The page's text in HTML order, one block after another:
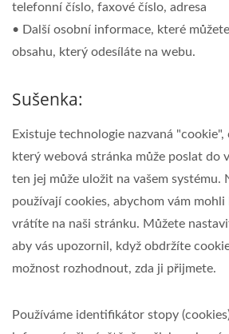
telefonní číslo, faxové číslo, adresa
• Další osobní informace, které
obsahu, který odesíláte na webu.
Sušenka:
Existuje technologie nazvaná "cookie",
který webová stránka může poslat do
ten jej může uložit na vašem systému.
používají cookies, abychom vám mohli
vrátíte na naši stránku. Můžete
aby vás upozornil, když obdržíte
možnost rozhodnout, zda ji přijmete.
Používáme identifikátor stopy